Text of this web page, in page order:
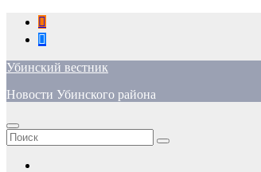
Перейти
содержимому
Убинский вестник
Новости Убинского района